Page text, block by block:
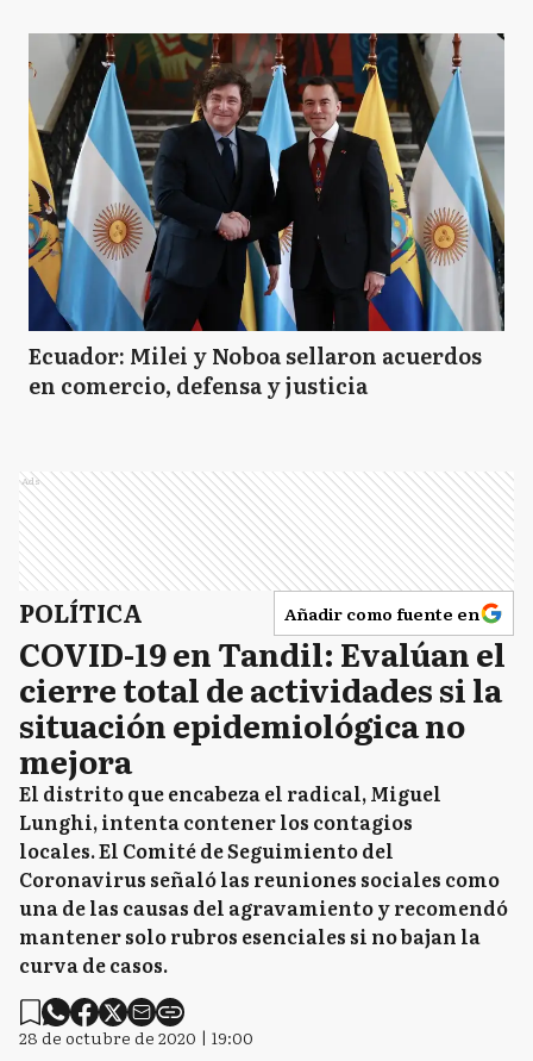
Ecuador: Milei y Noboa sellaron acuerdos
en comercio, defensa y justicia
Ads
POLÍTICA Añadir como fuente en
COVID-19 en Tandil: Evalúan el
cierre total de actividades si la
situación epidemiológica no
mejora
El distrito que encabeza el radical, Miguel
Lunghi, intenta contener los contagios
locales. El Comité de Seguimiento del
Coronavirus señaló las reuniones sociales como
una de las causas del agravamiento y recomendó
mantener solo rubros esenciales si no bajan la
curva de casos.
28 de octubre de 2020 | 19:00